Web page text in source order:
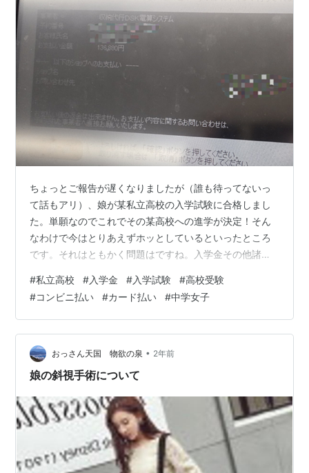
ちょっとご報告が遅くなりましたが（誰も待ってないっ
て話もアリ）、娘が某私立高校の入学試験に合格しまし
た。単願なのでこれでその某高校への進学が決定！そん
なわけで今はとりあえずホッとしているといったところ
です。それはともかく問題はですね。入学金その他諸々
して最低限必要なお金で、このあとテキスト代とか、な
んやかやいろいろとかかりそうで、本当に頭が痛いで
す。 そういえばかつて義姉が自身の長男長女のことにつ
いて 「🐴🦌はお金がかかる！」 て嘆いてたんですけど、
いえいえお宅のお子さんはもの凄く立派です。それに比
べるとうちの娘は本当に・・・ でも問題…
#私立高校 #入学金 #入学試験 #高校受験
#コンビニ払い #カード払い #中学女子
おっさん天国 物欲の泉 • 2年前
娘の斜視手術について